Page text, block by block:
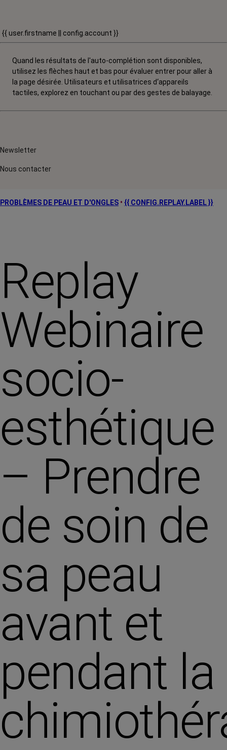
{{ user.firstname || config.account }}
Quand les résultats de l'auto-complétion sont disponibles,
utilisez les flèches haut et bas pour évaluer entrer pour aller à
la page désirée. Utilisateurs et utilisatrices d‘appareils
tactiles, explorez en touchant ou par des gestes de balayage.
Newsletter
Nous contacter
PROBLÈMES DE PEAU ET D'ONGLES • {{ CONFIG.REPLAY.LABEL }}
Replay
Webinaire
socio-
esthétique
– Prendre
de soin de
sa peau
avant et
pendant la